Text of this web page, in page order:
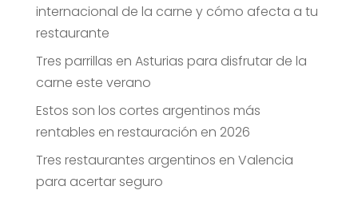
internacional de la carne y cómo afecta a tu
restaurante
Tres parrillas en Asturias para disfrutar de la
carne este verano
Estos son los cortes argentinos más
rentables en restauración en 2026
Tres restaurantes argentinos en Valencia
para acertar seguro